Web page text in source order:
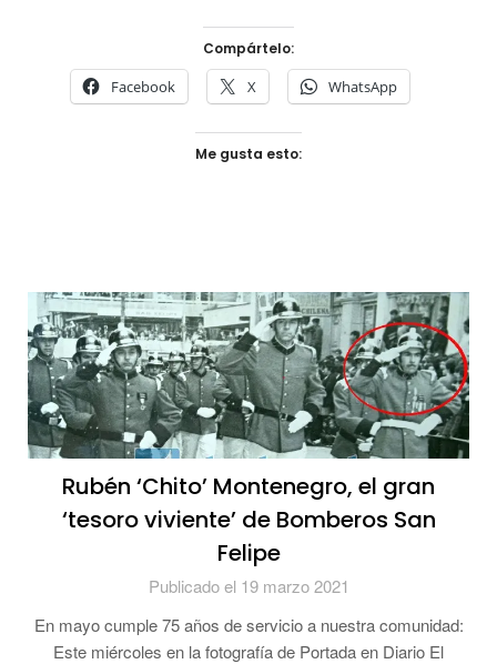
Compártelo:
Facebook X WhatsApp
Me gusta esto:
Rubén ‘Chito’ Montenegro, el gran
‘tesoro viviente’ de Bomberos San
Felipe
Publicado el 19 marzo 2021
En mayo cumple 75 años de servicio a nuestra comunidad:
Este miércoles en la fotografía de Portada en Diario El